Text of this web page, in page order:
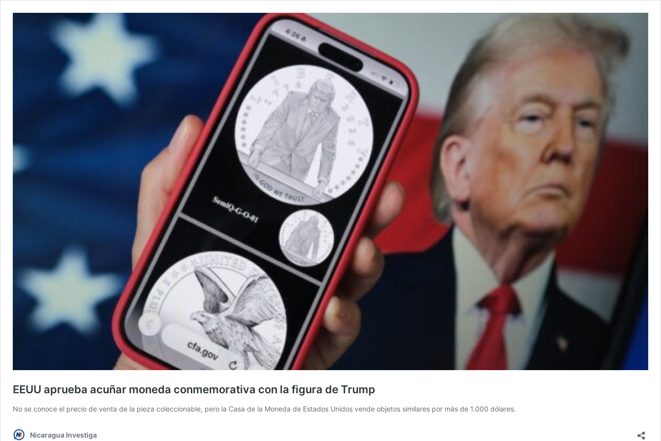
EEUU aprueba acuñar moneda conmemorativa con la figura de Trump
No se conoce el precio de venta de la pieza coleccionable, pero la Casa de la Moneda de Estados Unidos vende objetos similares por más de 1.000 dólares.
Nicaragua Investiga